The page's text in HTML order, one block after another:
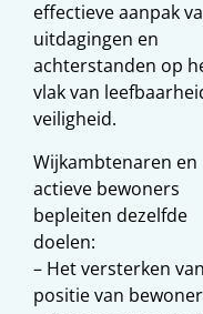
effectieve aanpak
uitdagingen en
achterstanden op
vlak van
veiligheid.
Wijkambtenaren en
actieve bewoners
bepleiten dezelfde
doelen:
– Het versterken
positie van